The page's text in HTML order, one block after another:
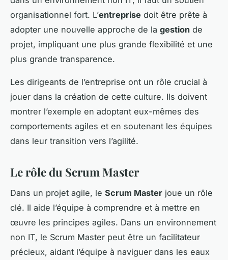
organisationnel fort. L’entreprise doit être prête à
adopter une nouvelle approche de la gestion de
projet, impliquant une plus grande flexibilité et une
plus grande transparence.
Les dirigeants de l’entreprise ont un rôle crucial à
jouer dans la création de cette culture. Ils doivent
montrer l’exemple en adoptant eux-mêmes des
comportements agiles et en soutenant les équipes
dans leur transition vers l’agilité.
Le rôle du Scrum Master
Dans un projet agile, le Scrum Master joue un rôle
clé. Il aide l’équipe à comprendre et à mettre en
œuvre les principes agiles. Dans un environnement
non IT, le Scrum Master peut être un facilitateur
précieux, aidant l’équipe à naviguer dans les eaux